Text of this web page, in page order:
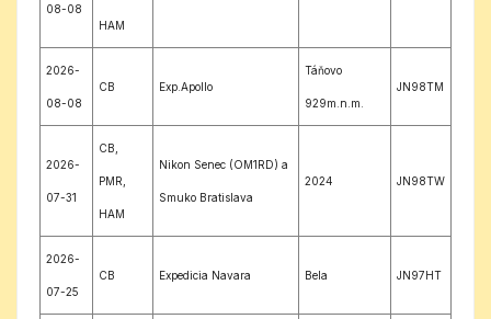
08-08
HAM
2026-
08-08
CB Exp.Apollo
Táňovo
929m.n.m.
JN98TM
2026-
07-31
CB,
PMR,
HAM
Nikon Senec (OM1RD) a
Smuko Bratislava
2024 JN98TW
2026-
07-25
CB Expedicia Navara Bela JN97HT